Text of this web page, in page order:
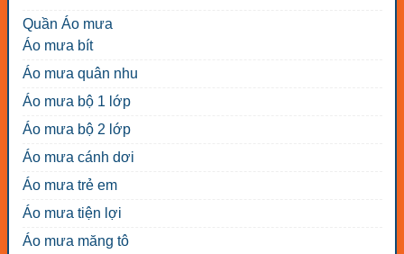
Quần Áo mưa
Áo mưa bít
Áo mưa quân nhu
Áo mưa bộ 1 lớp
Áo mưa bộ 2 lớp
Áo mưa cánh dơi
Áo mưa trẻ em
Áo mưa tiện lợi
Áo mưa măng tô